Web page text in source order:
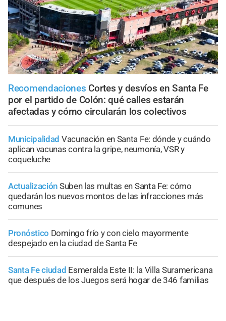
Recomendaciones Cortes y desvíos en Santa Fe
por el partido de Colón: qué calles estarán
afectadas y cómo circularán los colectivos
Municipalidad Vacunación en Santa Fe: dónde y cuándo
aplican vacunas contra la gripe, neumonía, VSR y
coqueluche
Actualización Suben las multas en Santa Fe: cómo
quedarán los nuevos montos de las infracciones más
comunes
Pronóstico Domingo frío y con cielo mayormente
despejado en la ciudad de Santa Fe
Santa Fe ciudad Esmeralda Este II: la Villa Suramericana
que después de los Juegos será hogar de 346 familias